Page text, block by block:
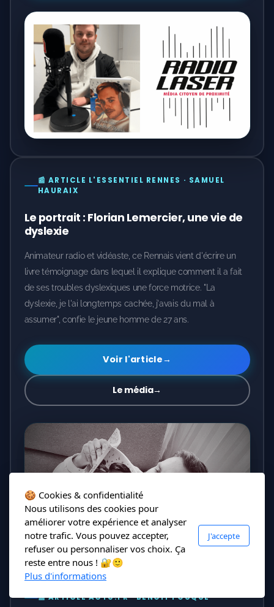
dyslexie
Animateur radio et vidéaste, ce Rennais vient d'écrire un
livre témoignage dans lequel il explique comment il a fait
de ses troubles dyslexiques une force motrice. "La
dyslexie, je l'ai longtemps cachée, j'avais du mal à
assumer", confie le jeune homme de 27 ans.
Voir l'article→
Le média→
📰 ARTICLE ACTU.FR · BENOIT FOUQUE
🍪 Cookies & confidentialité
Nous utilisons des cookies pour
améliorer votre expérience et analyser
notre trafic. Vous pouvez accepter,
refuser ou personnaliser vos choix. Ça
reste entre nous ! 🔐🙂
Plus d'informations
J'accepte